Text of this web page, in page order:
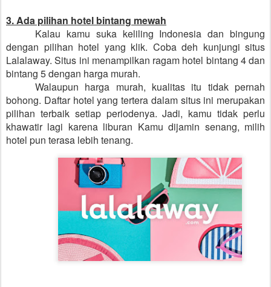
3. Ada pilihan hotel bintang mewah
Kalau kamu suka keliling Indonesia dan bingung
dengan pilihan hotel yang klik. Coba deh kunjungi situs
Lalalaway. Situs ini menampilkan ragam hotel bintang 4 dan
bintang 5 dengan harga murah.
Walaupun harga murah, kualitas itu tidak pernah
bohong. Daftar hotel yang tertera dalam situs ini merupakan
pilihan terbaik setiap periodenya. Jadi, kamu tidak perlu
khawatir lagi karena liburan Kamu dijamin senang, milih
hotel pun terasa lebih tenang.